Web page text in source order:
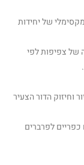
2”, שקבע מספר מקסימלי של יחידות
של צפיפות לפי
וחיזוק הדור הצעיר
כפריים לפרברים